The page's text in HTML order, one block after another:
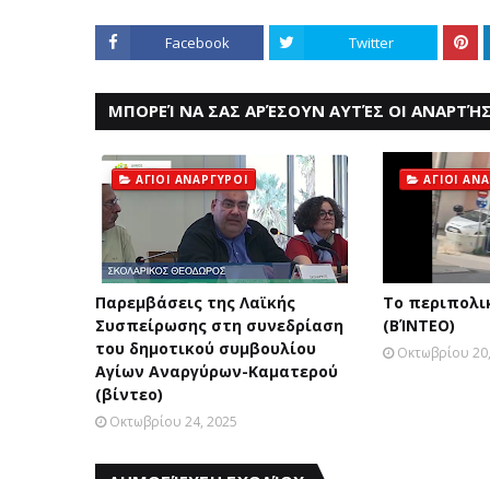
Facebook Twitter
ΜΠΟΡΕΊ ΝΑ ΣΑΣ ΑΡΈΣΟΥΝ ΑΥΤΈΣ ΟΙ
ΑΓΙΟΙ ΑΝΑΡΓΥΡΟΙ
Παρεμβάσεις της Λαϊκής
Συσπείρωσης στη συνεδρίαση
του δημοτικού συμβουλίου
Αγίων Αναργύρων-Καματερού
(βίντεο)
Οκτωβρίου 24, 2025
ΑΓΙΟΙ
Το
(ΒΊΝΤΕΟ)
Οκτωβρίου